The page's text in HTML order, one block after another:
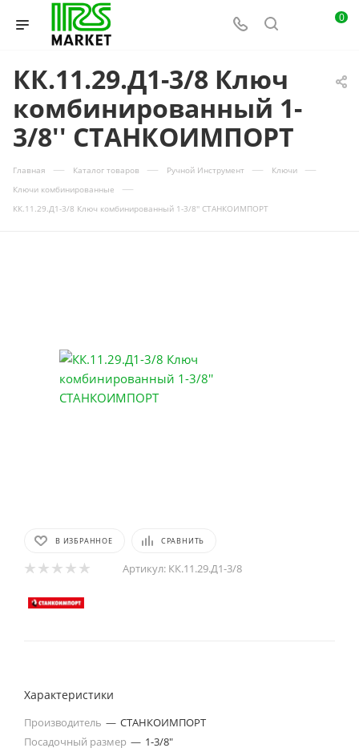
0
КК.11.29.Д1-3/8 Ключ
комбинированный 1-
3/8'' СТАНКОИМПОРТ
Главная — Каталог товаров — Ручной Инструмент — Ключи —
Ключи комбинированные —
КК.11.29.Д1-3/8 Ключ комбинированный 1-3/8'' СТАНКОИМПОРТ
В ИЗБРАННОЕ СРАВНИТЬ
Артикул: КК.11.29.Д1-3/8
Характеристики
Производитель — СТАНКОИМПОРТ
Посадочный размер — 1-3/8"